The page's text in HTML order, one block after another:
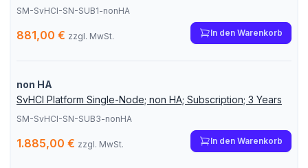
SM-SvHCI-SN-SUB1-nonHA
881,00 € zzgl. MwSt. In den Warenkorb
non HA
SvHCI Platform Single-Node; non HA; Subscription; 3 Years
SM-SvHCI-SN-SUB3-nonHA
1.885,00 € zzgl. MwSt. In den Warenkorb